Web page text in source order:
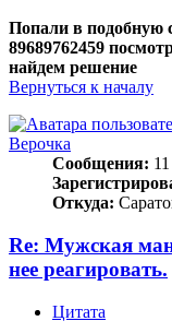
Попали в подобную
89689762459
найдем решение
Вернуться к началу
Верочка
Сообщения: 11
Откуда:
Re: Мужская
нее реагировать.
Цитата